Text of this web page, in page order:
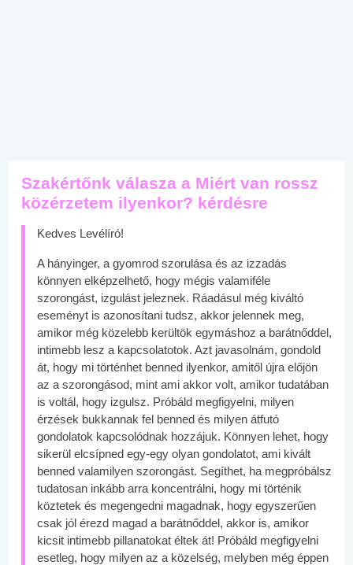
Szakértőnk válasza a Miért van rossz
közérzetem ilyenkor? kérdésre
Kedves Levélíró!
A hányinger, a gyomrod szorulása és az izzadás
könnyen elképzelhető, hogy mégis valamiféle
szorongást, izgulást jeleznek. Ráadásul még kiváltó
eseményt is azonosítani tudsz, akkor jelennek meg,
amikor még közelebb kerültök egymáshoz a barátnőddel,
intimebb lesz a kapcsolatotok. Azt javasolnám, gondold
át, hogy mi történhet benned ilyenkor, amitől újra előjön
az a szorongásod, mint ami akkor volt, amikor tudatában
is voltál, hogy izgulsz. Próbáld megfigyelni, milyen
érzések bukkannak fel benned és milyen átfutó
gondolatok kapcsolódnak hozzájuk. Könnyen lehet, hogy
sikerül elcsípned egy-egy olyan gondolatot, ami kivált
benned valamilyen szorongást. Segíthet, ha megpróbálsz
tudatosan inkább arra koncentrálni, hogy mi történik
köztetek és megengedni magadnak, hogy egyszerűen
csak jól érezd magad a barátnőddel, akkor is, amikor
kicsit intimebb pillanatokat éltek át! Próbáld megfigyelni
esetleg, hogy milyen az a közelség, melyben még éppen